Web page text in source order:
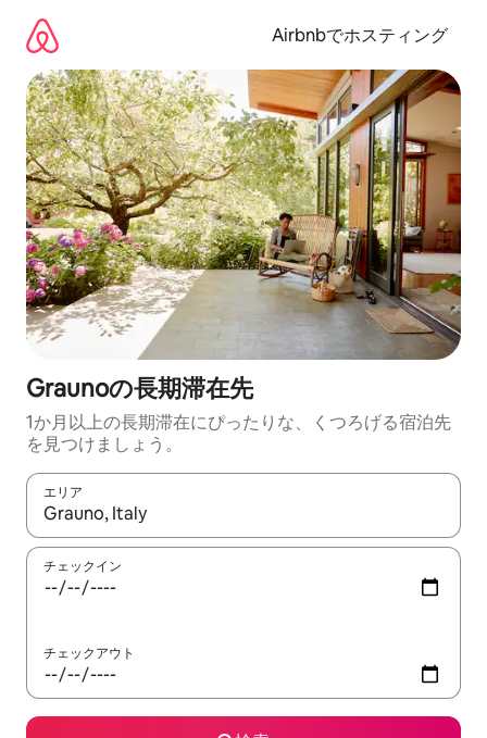
Airbnbでホスティング
Graunoの長期滞在先
1か月以上の長期滞在にぴったりな、くつろげる宿泊先
を見つけましょう。
エリア
検索結果が表示されたら、上下の矢印キーを使って移動するか
チェックイン
チェックアウト